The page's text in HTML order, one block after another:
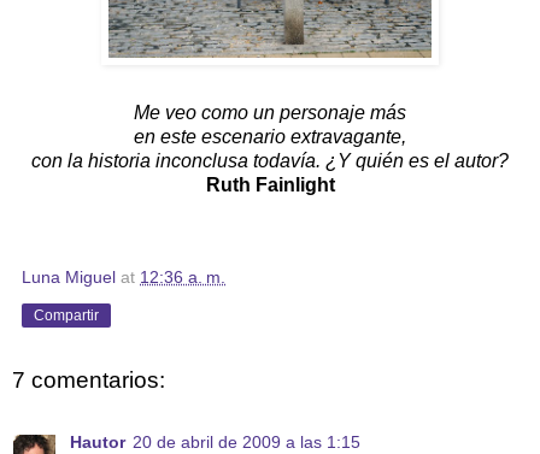
Me veo como un personaje más
en este escenario extravagante,
con la historia inconclusa todavía. ¿Y quién es el autor?
Ruth Fainlight
Luna Miguel at 12:36 a. m.
Compartir
7 comentarios:
Hautor 20 de abril de 2009 a las 1:15